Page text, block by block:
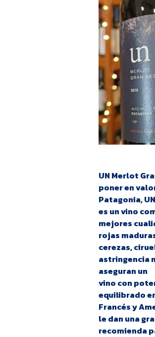
UN Merlot
poner en
Patagonia,
es un vino
mejores
rojas
cerezas,
astringencia
aseguran un
vino con
equilibrado
Francés y
le dan una
recomienda